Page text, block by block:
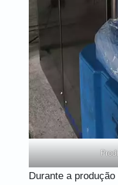
Durante a